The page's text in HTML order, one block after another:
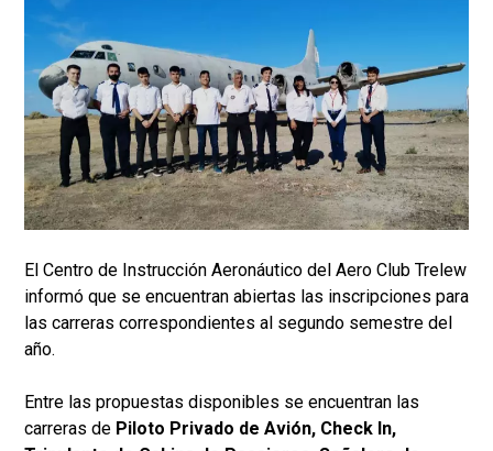
El Centro de Instrucción Aeronáutico del Aero Club Trelew
informó que se encuentran abiertas las inscripciones para
las carreras correspondientes al segundo semestre del
año.
Entre las propuestas disponibles se encuentran las
carreras de Piloto Privado de Avión, Check In,